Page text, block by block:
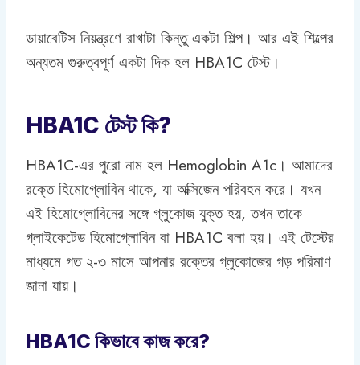
ডায়াবেটিস নিয়ন্ত্রণে রাখাটা কিন্তু একটা শিল্প। আর এই শিল্পের
অন্যতম গুরুত্বপূর্ণ একটা দিক হল HBA1C টেস্ট।
HBA1C টেস্ট কি?
HBA1C-এর পুরো নাম হল Hemoglobin A1c। আমাদের
রক্তে হিমোগ্লোবিন থাকে, যা অক্সিজেন পরিবহন করে। যখন
এই হিমোগ্লোবিনের সঙ্গে গ্লুকোজ যুক্ত হয়, তখন তাকে
গ্লাইকেটেড হিমোগ্লোবিন বা HBA1C বলা হয়। এই টেস্টের
মাধ্যমে গত ২-৩ মাসে আপনার রক্তের গ্লুকোজের গড় পরিমাণ
জানা যায়।
HBA1C কিভাবে কাজ করে?